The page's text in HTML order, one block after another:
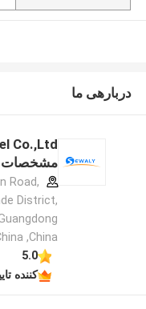
دربارهی ما
Co.,Ltd
مشخصات
Road,
District,
,China
5.0
کننده